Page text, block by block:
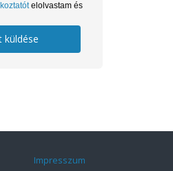
elolvastam és
küldése
Impresszum